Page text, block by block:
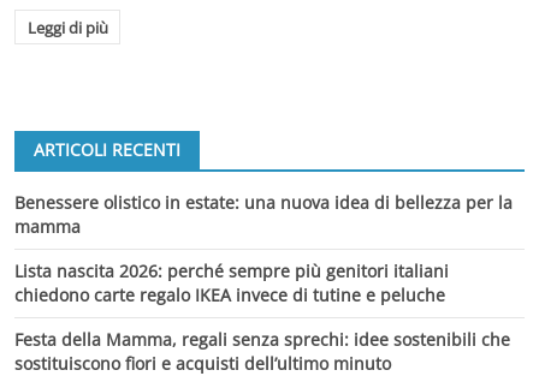
Leggi di più
ARTICOLI RECENTI
Benessere olistico in estate: una nuova idea di bellezza per la
mamma
Lista nascita 2026: perché sempre più genitori italiani
chiedono carte regalo IKEA invece di tutine e peluche
Festa della Mamma, regali senza sprechi: idee sostenibili che
sostituiscono fiori e acquisti dell’ultimo minuto